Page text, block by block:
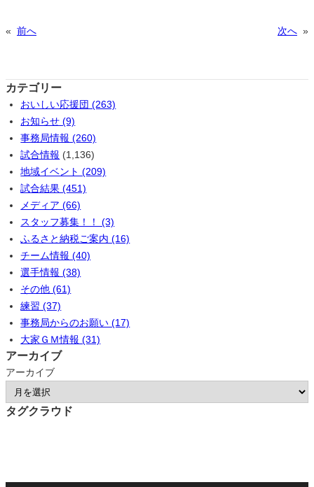
« 前へ 次へ »
カテゴリー
おいしい応援団 (263)
お知らせ (9)
事務局情報 (260)
試合情報 (1,136)
地域イベント (209)
試合結果 (451)
メディア (66)
スタッフ募集！！ (3)
ふるさと納税ご案内 (16)
チーム情報 (40)
選手情報 (38)
その他 (61)
練習 (37)
事務局からのお願い (17)
大家ＧＭ情報 (31)
アーカイブ
アーカイブ
タグクラウド